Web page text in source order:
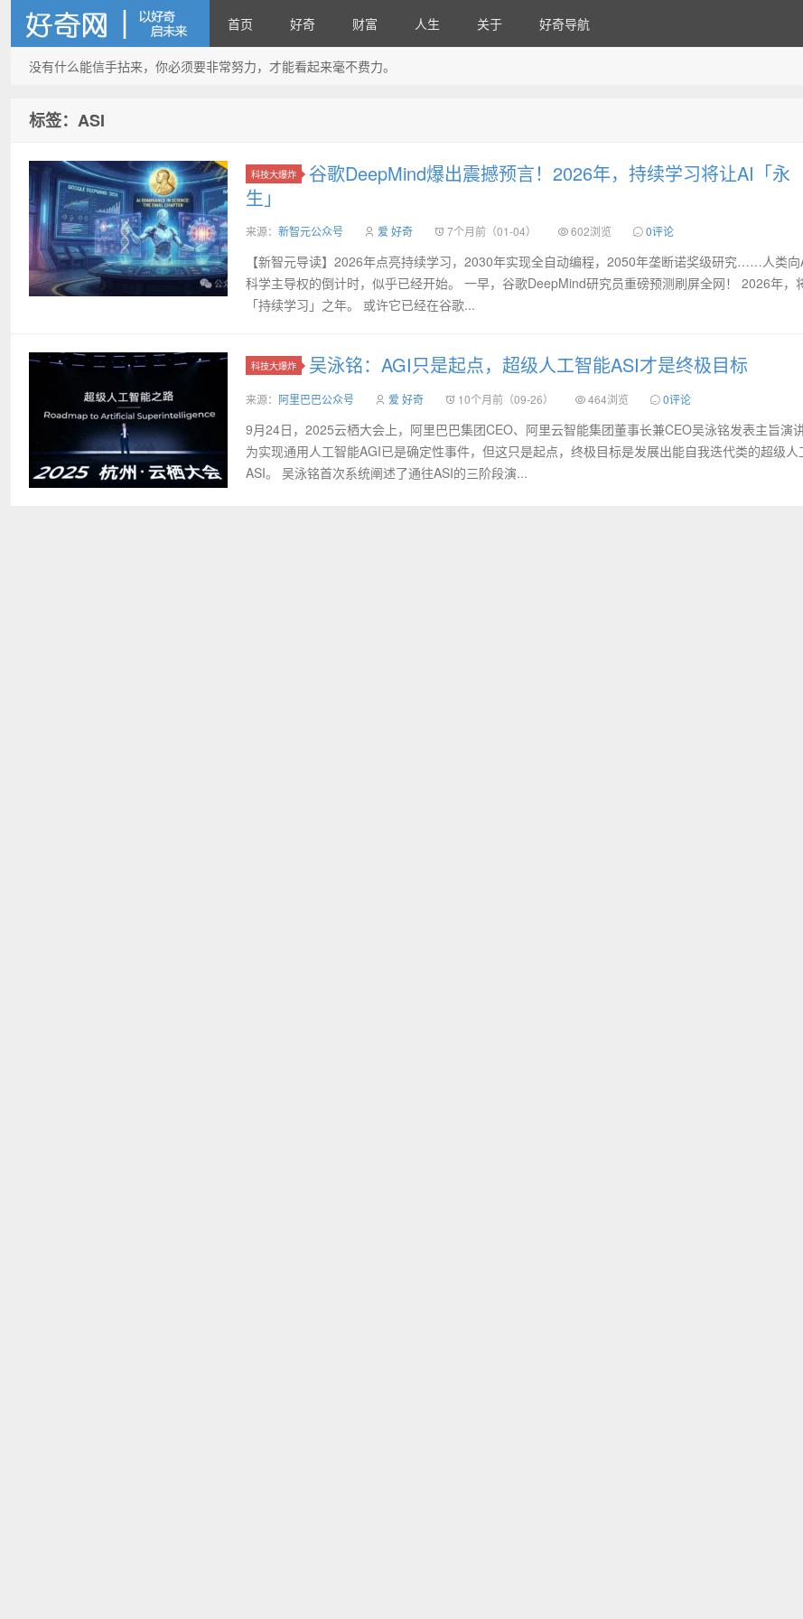
首页 好奇 财富 人生 关于 好奇导航
没有什么能信手拈来，你必须要非常努力，才能看起来毫不费力。
标签：ASI
科技大爆炸
谷歌DeepMind爆出震撼预言！2026年，持续学习将让AI「永
生」
来源： 新智元公众号 爱 好奇 7个月前（01-04） 602浏览 0评论
【新智元导读】2026年点亮持续学习，2030年实现全自动编程，2050年垄断诺奖级研究……人类
科学主导权的倒计时，似乎已经开始。 一早，谷歌DeepMind研究员重磅预测刷屏全网！ 2026年，
「持续学习」之年。 或许它已经在谷歌...
科技大爆炸 吴泳铭：AGI只是起点，超级人工智能ASI才是终极目标
来源： 阿里巴巴公众号 爱 好奇 10个月前（09-26） 464浏览 0评论
9月24日，2025云栖大会上，阿里巴巴集团CEO、阿里云智能集团董事长兼CEO吴泳铭发表主旨演
为实现通用人工智能AGI已是确定性事件，但这只是起点，终极目标是发展出能自我迭代类的超级人
ASI。 吴泳铭首次系统阐述了通往ASI的三阶段演...